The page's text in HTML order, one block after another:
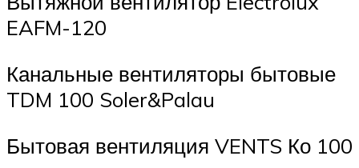
EAFM-120
Канальные вентиляторы бытовые
TDM 100 Soler&Palau
Бытовая вентиляция VENTS Ко 100